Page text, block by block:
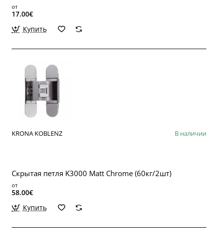
от
17.00€
Купить
KRONA KOBLENZ В наличии
Скрытая петля K3000 Matt Chrome (60кг/2шт)
от
58.00€
Купить